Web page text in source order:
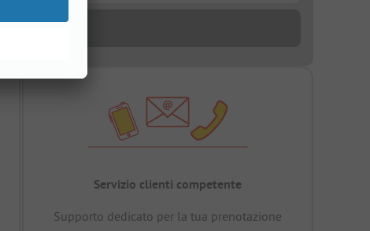
Servizio clienti competente
Supporto dedicato per la tua prenotazione